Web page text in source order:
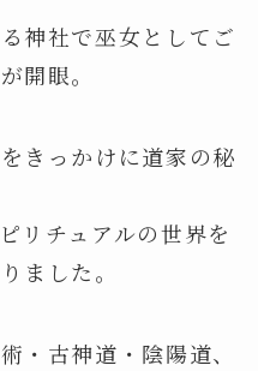
神社で巫女としてご
開眼。
きっかけに道家の秘
リチュアルの世界を
ました。
・古神道・陰陽道、